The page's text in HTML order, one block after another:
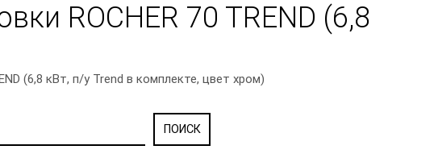
ROCHER 70 TREND (6,8
(6,8 кВт, п/у Trend в комплекте, цвет хром)